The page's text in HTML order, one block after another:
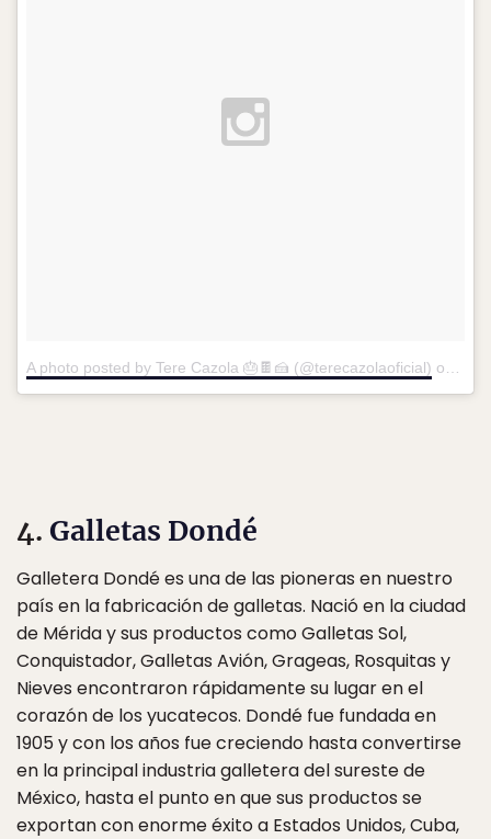
A photo posted by Tere Cazola 🎂🍫🍰 (@terecazolaoficial) on
4. Galletas Dondé
Galletera Dondé es una de las pioneras en nuestro
país en la fabricación de galletas. Nació en la ciudad
de Mérida y sus productos como Galletas Sol,
Conquistador, Galletas Avión, Grageas, Rosquitas y
Nieves encontraron rápidamente su lugar en el
corazón de los yucatecos. Dondé fue fundada en
1905 y con los años fue creciendo hasta convertirse
en la principal industria galletera del sureste de
México, hasta el punto en que sus productos se
exportan con enorme éxito a Estados Unidos, Cuba,